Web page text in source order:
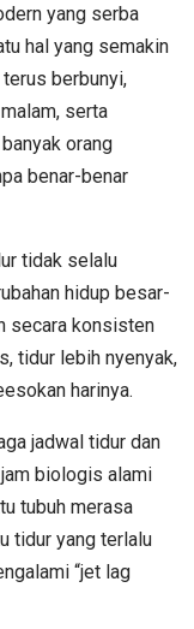
yang serba
hal yang semakin
berbunyi,
serta
orang
benar-benar
tidak selalu
hidup besar-
secara konsisten
tidur lebih nyenyak,
harinya.
jadwal tidur dan
biologis alami
tubuh merasa
tidur yang terlalu
“jet lag